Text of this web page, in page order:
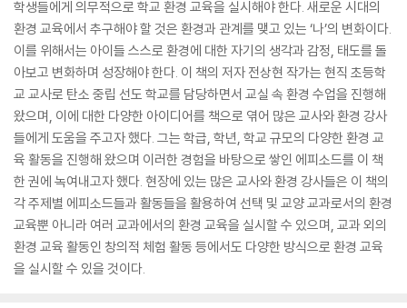
학생들에게 의무적으로 학교 환경 교육을 실시해야 한다. 새로운 시대의
환경 교육에서 추구해야 할 것은 환경과 관계를 맺고 있는 ‘나’의 변화이다.
이를 위해서는 아이들 스스로 환경에 대한 자기의 생각과 감정, 태도를 돌
아보고 변화하며 성장해야 한다. 이 책의 저자 전상현 작가는 현직 초등학
교 교사로 탄소 중립 선도 학교를 담당하면서 교실 속 환경 수업을 진행해
왔으며, 이에 대한 다양한 아이디어를 책으로 엮어 많은 교사와 환경 강사
들에게 도움을 주고자 했다. 그는 학급, 학년, 학교 규모의 다양한 환경 교
육 활동을 진행해 왔으며 이러한 경험을 바탕으로 쌓인 에피소드를 이 책
한 권에 녹여내고자 했다. 현장에 있는 많은 교사와 환경 강사들은 이 책의
각 주제별 에피소드들과 활동들을 활용하여 선택 및 교양 교과로서의 환경
교육뿐 아니라 여러 교과에서의 환경 교육을 실시할 수 있으며, 교과 외의
환경 교육 활동인 창의적 체험 활동 등에서도 다양한 방식으로 환경 교육
을 실시할 수 있을 것이다.